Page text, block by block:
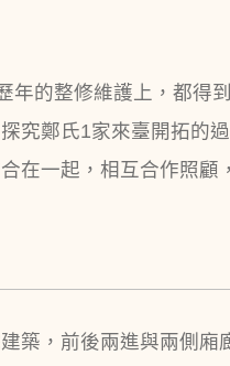
的整修維護上，都得
究鄭氏1家來臺開拓的
一起，相互合作照顧
築，前後兩進與兩側